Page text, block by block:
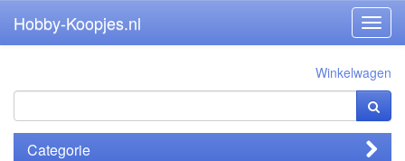
Hobby-Koopjes.nl
Winkelwagen
Categorie